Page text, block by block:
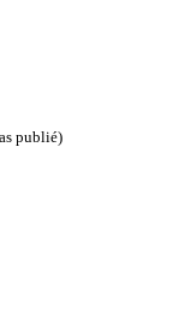
publié)